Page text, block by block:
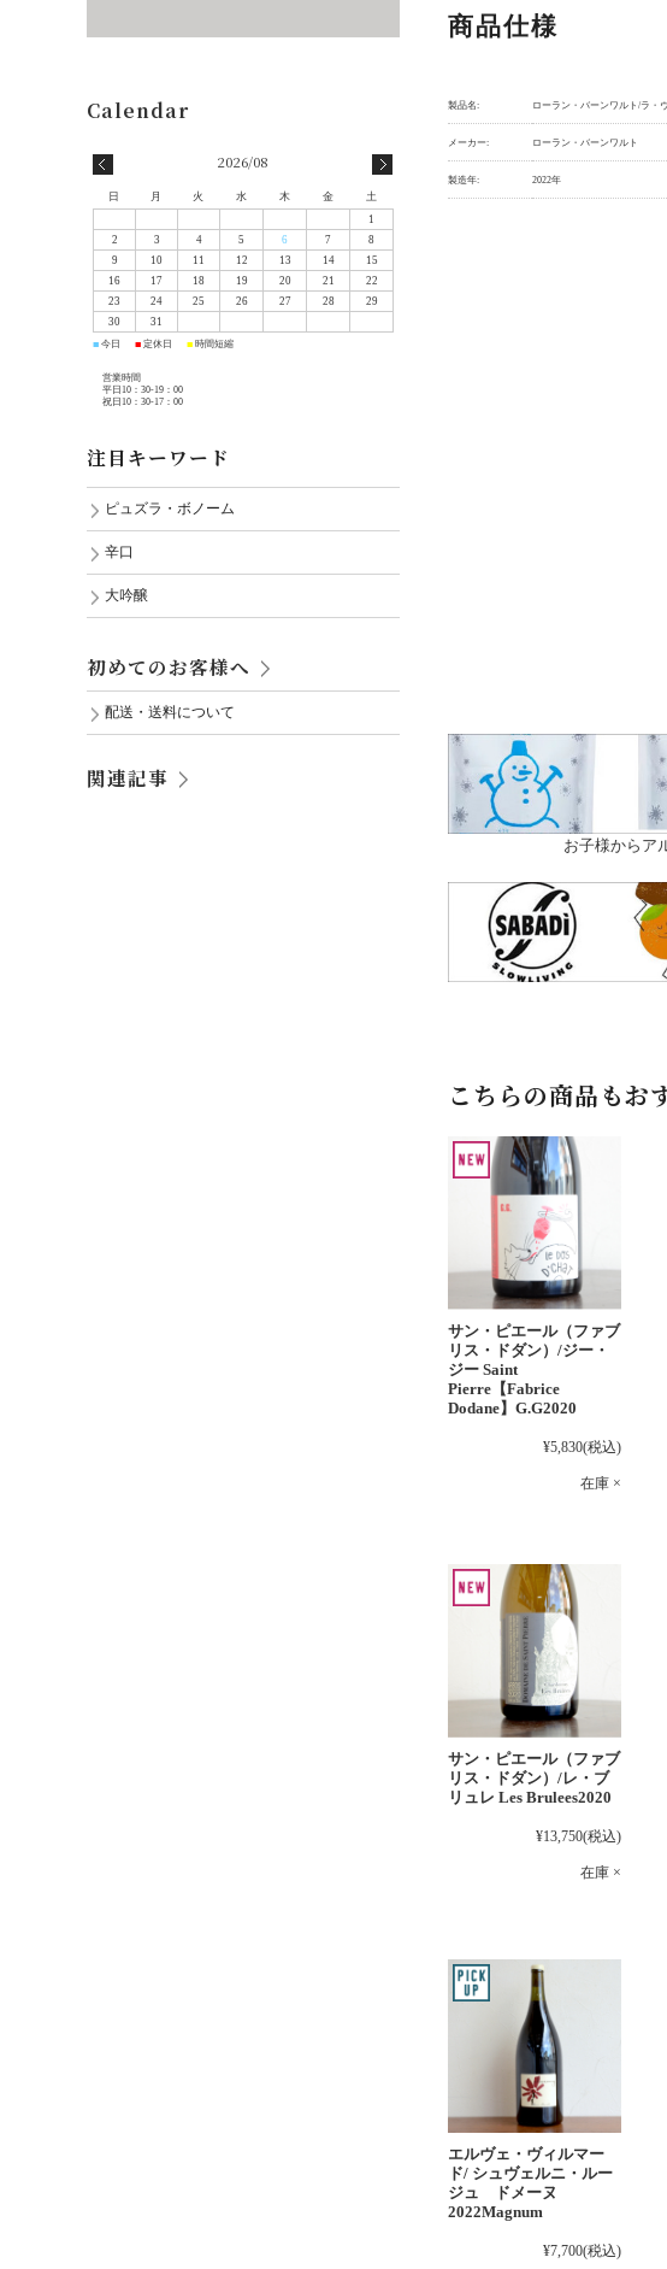
商品仕様
製品名: ローラン・バーンワルト/ラ・
メーカー: ローラン・バーンワルト
製造年: 2022年
お子様からア
こちらの商品もお
サン・ピエール（ファブ
リス・ドダン）/ジー・
ジー Saint
Pierre【Fabrice
Dodane】G.G2020
¥5,830(税込)
在庫 ×
サン・ピエール（ファブ
リス・ドダン）/レ・ブ
リュレ Les Brulees2020
¥13,750(税込)
在庫 ×
エルヴェ・ヴィルマー
ド/ シュヴェルニ・ルー
ジュ ドメーヌ
2022Magnum
¥7,700(税込)
2026/08
日 月 火 水 木 金
土
1
2
3 4 5 6 7
8
9
10 11 12 13 14
15
16
17 18 19 20 21
22
23
24 25 26 27 28
29
30
31
■ 今日 ■ 定休日 ■ 時間短縮
営業時間
平日10：30-19：00
祝日10：30-17：00
注目キーワード
ピュズラ・ボノーム
辛口
大吟醸
初めてのお客様へ
配送・送料について
関連記事